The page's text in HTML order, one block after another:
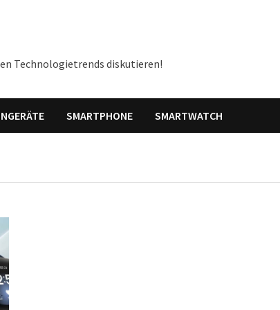
Technologietrends diskutieren!
SMARTPHONE SMARTWATCH